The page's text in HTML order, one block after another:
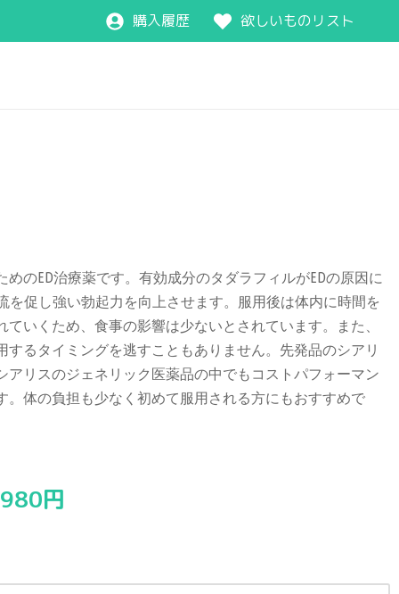
購入履歴 欲しいものリスト
のED治療薬です。有効成分のタダラフィルがEDの原因に
を促し強い勃起力を向上させます。服用後は体内に時間を
いくため、食事の影響は少ないとされています。また、
するタイミングを逃すこともありません。先発品のシアリ
アリスのジェネリック医薬品の中でもコストパフォーマン
。体の負担も少なく初めて服用される方にもおすすめで
円